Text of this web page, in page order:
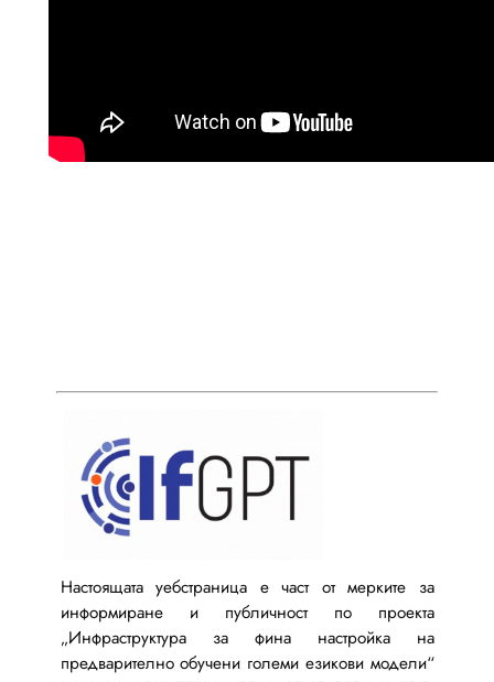
Настоящата уебстраница е част от мерките за
информиране и публичност по проекта
„Инфраструктура за фина настройка на
предварително обучени големи езикови модели“